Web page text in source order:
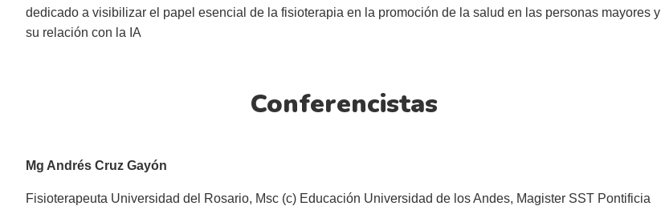
dedicado a visibilizar el papel esencial de la fisioterapia en la promoción de la salud en las personas mayores y
su relación con la IA
Conferencistas
Mg Andrés Cruz Gayón
Fisioterapeuta Universidad del Rosario, Msc (c) Educación Universidad de los Andes, Magister SST Pontificia